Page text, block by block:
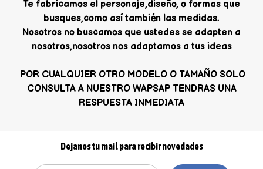
Te fabricamos el personaje,diseño, o formas que
busques,como así también las medidas.
Nosotros no buscamos que ustedes se adapten a
nosotros,nosotros nos adaptamos a tus ideas
POR CUALQUIER OTRO MODELO O TAMAÑO SOLO
CONSULTA A NUESTRO WAPSAP TENDRAS UNA
RESPUESTA INMEDIATA
Dejanos tu mail para recibir novedades